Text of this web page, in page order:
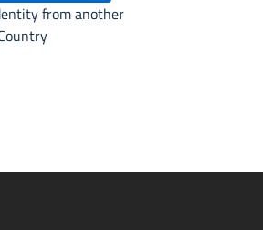
from another